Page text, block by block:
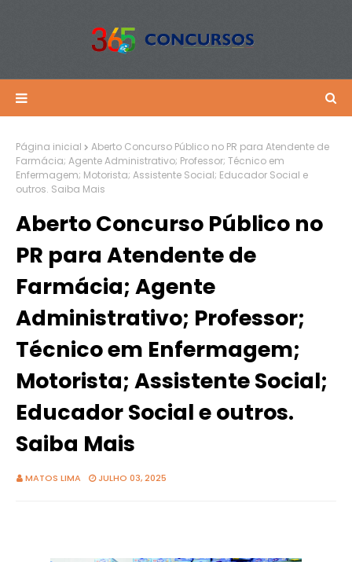
Página inicial
Aberto Concurso Público no PR para Atendente de
Farmácia; Agente Administrativo; Professor; Técnico em
Enfermagem; Motorista; Assistente Social; Educador Social e
outros. Saiba Mais
Aberto Concurso Público no
PR para Atendente de
Farmácia; Agente
Administrativo; Professor;
Técnico em Enfermagem;
Motorista; Assistente Social;
Educador Social e outros.
Saiba Mais
MATOS LIMA JULHO 03, 2025